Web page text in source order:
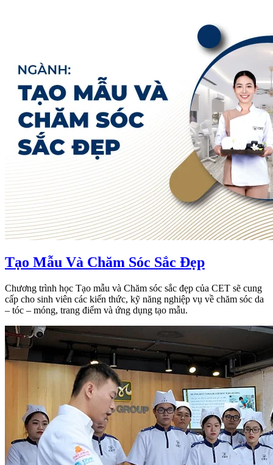
Tạo Mẫu Và Chăm Sóc Sắc Đẹp
Chương trình học Tạo mẫu và Chăm sóc sắc đẹp của CET sẽ cung
cấp cho sinh viên các kiến thức, kỹ năng nghiệp vụ về chăm sóc da
– tóc – móng, trang điểm và ứng dụng tạo mẫu.